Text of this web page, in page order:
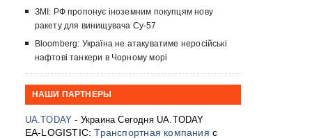
ЗМІ: РФ пропонує іноземним покупцям нову
ракету для винищувача Су-57
Bloomberg: Україна не атакуватиме неросійські
нафтові танкери в Чорному морі
НАШИ ПАРТНЕРЫ
UA.TODAY - Украина Сегодня UA.TODAY
EA-LOGISTIC:Транспортная компания с